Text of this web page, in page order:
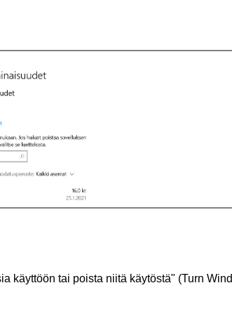
käyttöön tai poista niitä käytöstä" (Turn